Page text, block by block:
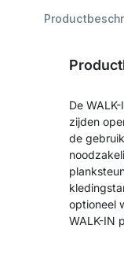
De
zijden
de
optioneel
WALK-IN